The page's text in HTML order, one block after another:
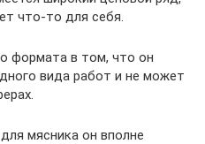
что-то для себя.
формата в том, что он
вида работ и не может
мясника он вполне